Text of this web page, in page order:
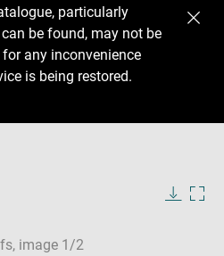
particularly
be found, may not be
any inconvenience
is being restored.